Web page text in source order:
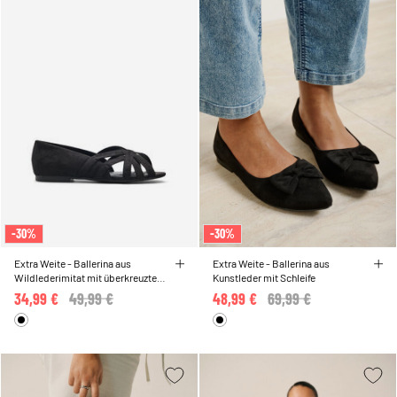
-30%
Extra Weite - Ballerina aus
Wildlederimitat mit überkreuzten
Riemen
Price reduced from
49,99 €
34,99 €
-30%
Extra Weite - Ballerina aus
Kunstleder mit Schleife
Price reduced from
69,99 €
48,99 €